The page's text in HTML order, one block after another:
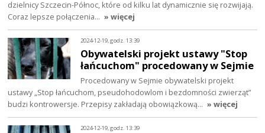
dzielnicy Szczecin-Północ, które od kilku lat dynamicznie się rozwijają.
Coraz lepsze połączenia… » więcej
2024-12-19, godz. 13:39
Obywatelski projekt ustawy "Stop
łańcuchom" procedowany w Sejmie
Procedowany w Sejmie obywatelski projekt
ustawy „Stop łańcuchom, pseudohodowlom i bezdomności zwierząt”
budzi kontrowersje. Przepisy zakładają obowiązkową… » więcej
2024-12-19, godz. 13:39